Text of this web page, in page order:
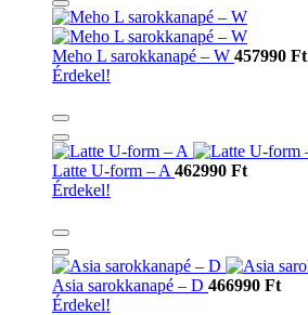
Meho L sarokkanapé – W 457990 Ft
Érdekel!
Latte U-form – A 462990 Ft
Érdekel!
Asia sarokkanapé – D 466990 Ft
Érdekel!